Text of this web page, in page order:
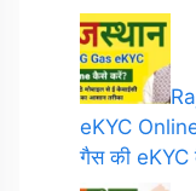
eKYC
गैस की